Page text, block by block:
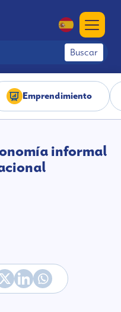
Buscar
Emprendimiento
informal